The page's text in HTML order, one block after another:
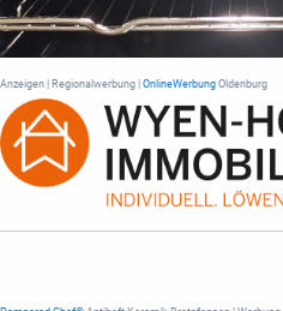
Anzeigen | Regionalwerbung | OnlineWerbung Oldenburg